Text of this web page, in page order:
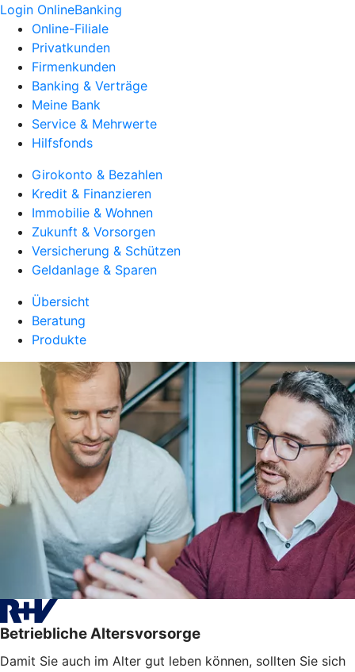
Login OnlineBanking
Online-Filiale
Privatkunden
Firmenkunden
Banking & Verträge
Meine Bank
Service & Mehrwerte
Hilfsfonds
Girokonto & Bezahlen
Kredit & Finanzieren
Immobilie & Wohnen
Zukunft & Vorsorgen
Versicherung & Schützen
Geldanlage & Sparen
Übersicht
Beratung
Produkte
Betriebliche Altersvorsorge
Damit Sie auch im Alter gut leben können, sollten Sie sich